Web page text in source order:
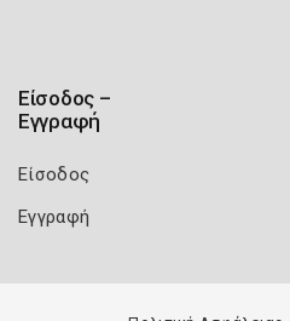
Είσοδος –
Εγγραφή
Είσοδος
Εγγραφή